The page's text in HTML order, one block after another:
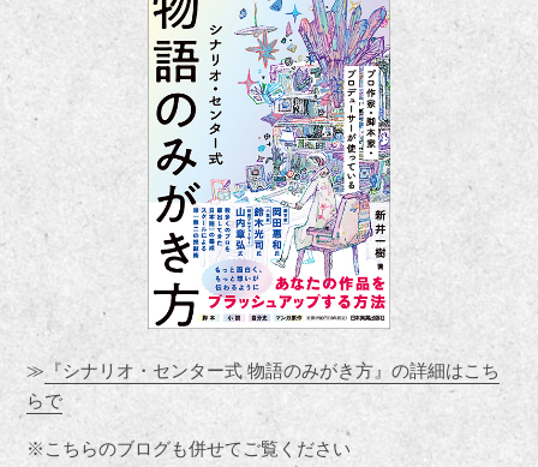
≫ 『シナリオ・センター式 物語のみがき方』の詳細はこち
らで
※こちらのブログも併せてご覧ください